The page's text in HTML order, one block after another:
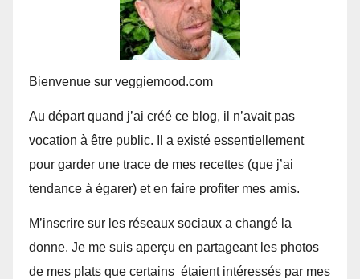
Bienvenue sur veggiemood.com
Au départ quand j’ai créé ce blog, il n’avait pas
vocation à être public. Il a existé essentiellement
pour garder une trace de mes recettes (que j’ai
tendance à égarer) et en faire profiter mes amis.
M’inscrire sur les réseaux sociaux a changé la
donne. Je me suis aperçu en partageant les photos
de mes plats que certains étaient intéressés par mes